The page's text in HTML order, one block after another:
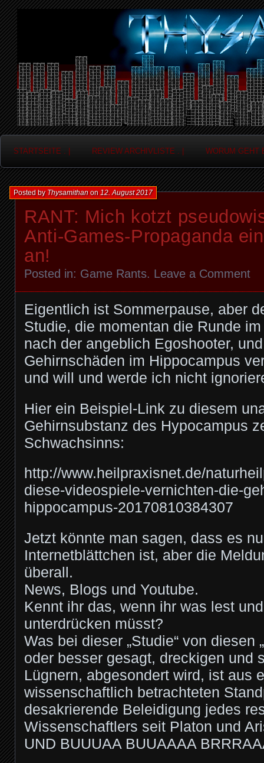
Thysamithan
STARTSEITE . | REVIEW ARCHIVLISTE . | WORUM GEHT
RANT: Mich kotzt
Anti-Games-Propaganda
an!
Posted byThysamithanon12. August 2017
Posted in: Game Rants. Leave a Comment
Eigentlich ist Sommerpause, aber
Studie, die momentan die Runde
nach der angeblich Egoshooter,
Gehirnschäden im Hippocampus
und will und werde ich nicht
Hier ein Beispiel-Link zu diesem
Gehirnsubstanz des Hypocampus
Schwachsinns:
http://www.heilpraxisnet.de/
diese-videospiele-vernichten-die-
hippocampus-20170810384307
Jetzt könnte man sagen, dass es
Internetblättchen ist, aber die
überall.
News, Blogs und Youtube.
Kennt ihr das, wenn ihr was lest
unterdrücken müsst?
Was bei dieser „Studie“ von diesen
oder besser gesagt, dreckigen und
Lügnern, abgesondert wird, ist aus
wissenschaftlich betrachteten
desakrierende Beleidigung jedes
Wissenschaftlers seit Platon und
UND BUUUAA BUUAAAA